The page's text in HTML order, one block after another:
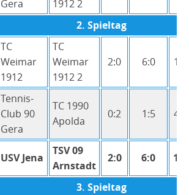
1. Herren
1. Herren 60
2. Herren 60
Herren 65
Damen 50
Junioren
Kinder
Winter 2008/09
Gera
1912 2
2. Spieltag
TC
Weimar
1912
TC
Weimar
1912 2
2:0 6:0
Tennis-
Club 90
Gera
TC 1990
Apolda
0:2 1:5
USV Jena
TSV 09
Arnstadt
2:0 6:0
3. Spieltag